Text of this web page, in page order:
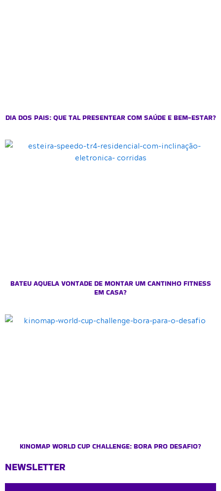
DIA DOS PAIS: QUE TAL PRESENTEAR COM SAÚDE E BEM-ESTAR?
BATEU AQUELA VONTADE DE MONTAR UM CANTINHO FITNESS
EM CASA?
KINOMAP WORLD CUP CHALLENGE: BORA PRO DESAFIO?
NEWSLETTER